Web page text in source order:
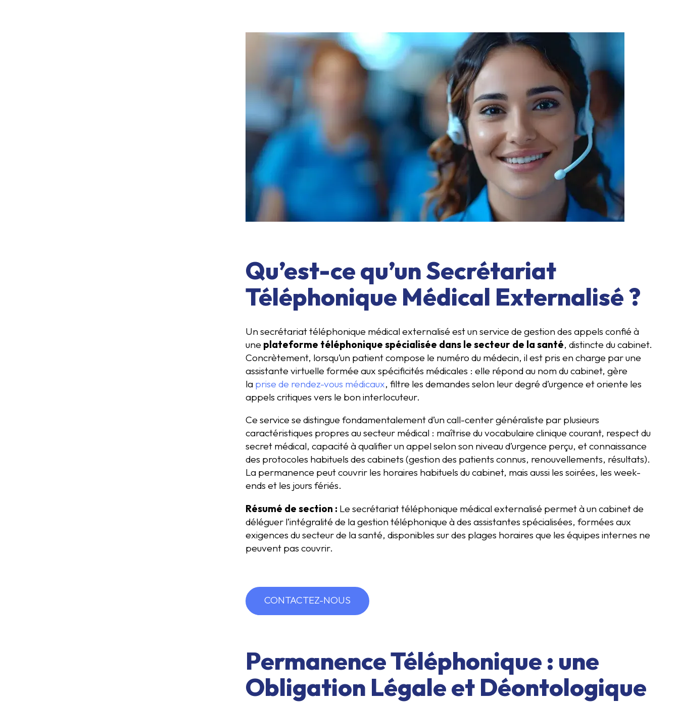
Qu’est-ce qu’un Secrétariat
Téléphonique Médical Externalisé ?
Un secrétariat téléphonique médical externalisé est un service de gestion des appels confié à
une plateforme téléphonique spécialisée dans le secteur de la santé, distincte du cabinet.
Concrètement, lorsqu’un patient compose le numéro du médecin, il est pris en charge par une
assistante virtuelle formée aux spécificités médicales : elle répond au nom du cabinet, gère
la prise de rendez-vous médicaux, filtre les demandes selon leur degré d’urgence et oriente les
appels critiques vers le bon interlocuteur.
Ce service se distingue fondamentalement d’un call-center généraliste par plusieurs
caractéristiques propres au secteur médical : maîtrise du vocabulaire clinique courant, respect du
secret médical, capacité à qualifier un appel selon son niveau d’urgence perçu, et connaissance
des protocoles habituels des cabinets (gestion des patients connus, renouvellements, résultats).
La permanence peut couvrir les horaires habituels du cabinet, mais aussi les soirées, les week-
ends et les jours fériés.
Résumé de section : Le secrétariat téléphonique médical externalisé permet à un cabinet de
déléguer l’intégralité de la gestion téléphonique à des assistantes spécialisées, formées aux
exigences du secteur de la santé, disponibles sur des plages horaires que les équipes internes ne
peuvent pas couvrir.
CONTACTEZ-NOUS
Permanence Téléphonique : une
Obligation Légale et Déontologique